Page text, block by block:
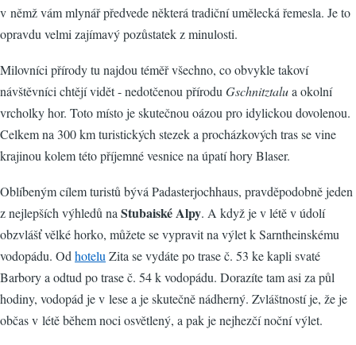
v němž vám mlynář předvede některá tradiční umělecká řemesla. Je to
opravdu velmi zajímavý pozůstatek z minulosti.
Milovníci přírody tu najdou téměř všechno, co obvykle takoví
návštěvníci chtějí vidět - nedotčenou přírodu Gschnitztalua okolní
vrcholky hor. Toto místo je skutečnou oázou pro idylickou dovolenou.
Celkem na 300 km turistických stezek a procházkových tras se vine
krajinou kolem této příjemné vesnice na úpatí hory Blaser.
Oblíbeným cílem turistů bývá Padasterjochhaus, pravděpodobně jeden
z nejlepších výhledů na Stubaiské Alpy. A když je v létě v údolí
obzvlášť vělké horko, můžete se vypravit na výlet k Sarntheinskému
vodopádu. Od hotelu Zita se vydáte po trase č. 53 ke kapli svaté
Barbory a odtud po trase č. 54 k vodopádu. Dorazíte tam asi za půl
hodiny, vodopád je v lese a je skutečně nádherný. Zvláštností je, že je
občas v létě během noci osvětlený, a pak je nejhezčí noční výlet.